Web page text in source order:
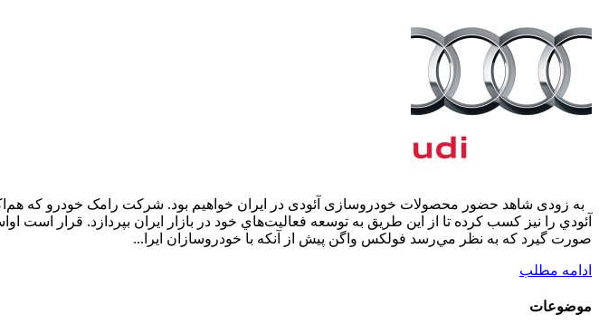
به زودی شاهد حضور محصولات خودروسازی آئودی در ایران خواهیم بود. شرکت رامک خودرو که
آئودي را نيز کسب کرده تا از اين طريق به توسعه فعاليت‌هاي خود در بازار ايران بپردازد. قرار
صورت گيرد که به نظر مي‌رسد فولکس واگن پيش از آنکه با خودروسازان ايرا...
ادامه مطلب
موضوعات